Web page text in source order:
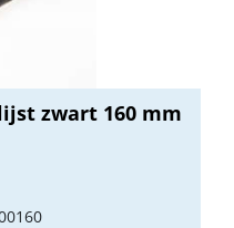
zwart 160 mm